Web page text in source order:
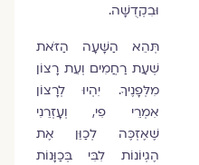
וּבִקְדֻשָּׁה.
תְּהֵא הַשָּׁעָה הַזֹּאת
שְׁעַת רַחֲמִים וְעֵת רָצוֹן
מִלְּפָנֶיךָ. יִהְיוּ לְרָצוֹן
אִמְרֵי פִי, וְעָזְרֵנִי
שֶׁאֶזְכֶּה לְכַוֵּן אֶת
הֶגְיוֹנוֹת לִבִּי בְּכַוָּנוֹת